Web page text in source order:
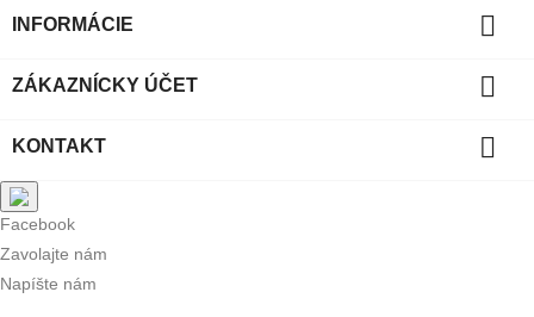
INFORMÁCIE 
ZÁKAZNÍCKY ÚČET 
KONTAKT 
Facebook
Zavolajte nám
Napíšte nám